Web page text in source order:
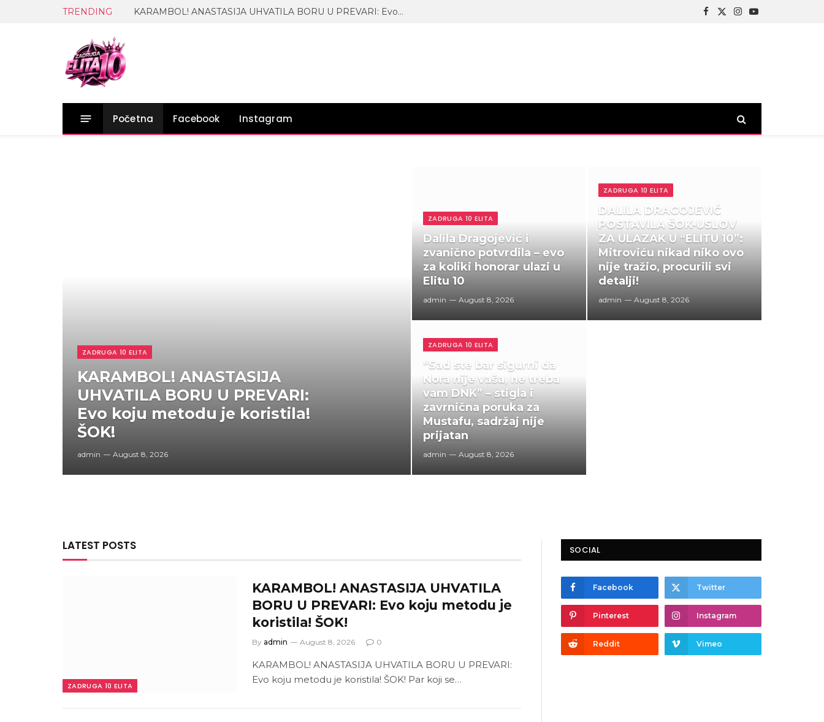
TRENDING KARAMBOL! ANASTASIJA UHVATILA BORU U PREVARI: Evo koju metodu je koristila! ŠOK! Facebook
X
Instagram
YouTube
Početna Facebook Instagram
ZADRUGA 10 ELITA
KARAMBOL! ANASTASIJA
UHVATILA BORU U PREVARI:
Evo koju metodu je koristila!
ŠOK!
admin August 8, 2026
ZADRUGA 10 ELITA
Dalila Dragojević i
zvanično potvrdila – evo
za koliki honorar ulazi u
Elitu 10
admin August 8, 2026
ZADRUGA 10 ELITA
“Sad ste bar sigurni da
Nora nije vaša, ne treba
vam DNK” – stigla i
zavrnična poruka za
Mustafu, sadržaj nije
prijatan
admin August 8, 2026
ZADRUGA 10 ELITA
DALILA DRAGOJEVIĆ
POSTAVILA ŠOK-USLOV
ZA ULAZAK U “ELITU 10”:
Mitroviću nikad niko ovo
nije tražio, procurili svi
detalji!
admin August 8, 2026
LATEST POSTS
ZADRUGA 10 ELITA
KARAMBOL! ANASTASIJA UHVATILA
BORU U PREVARI: Evo koju metodu je
koristila! ŠOK!
By admin August 8, 2026 0
KARAMBOL! ANASTASIJA UHVATILA BORU U PREVARI:
Evo koju metodu je koristila! ŠOK! Par koji se…
SOCIAL
Facebook Twitter
Pinterest Instagram
Reddit Vimeo